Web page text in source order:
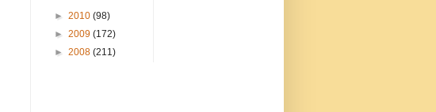
► 2010 (98)
► 2009 (172)
► 2008 (211)